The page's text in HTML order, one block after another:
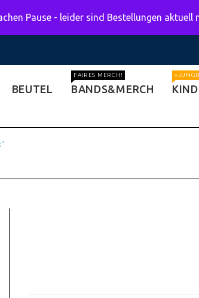
BEUTEL BANDS&MERCH
FAIRES MERCH!
Pause - leider sind Bestellungen